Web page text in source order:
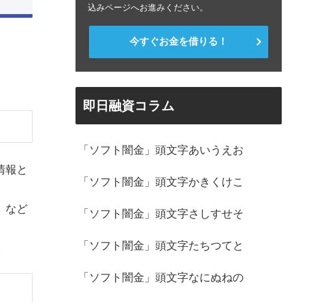
報と
など
込みページへお進みください。
今すぐお金を借りる！
即日融資コラム
「ソフト闇金」頭文字あいうえお
「ソフト闇金」頭文字かきくけこ
「ソフト闇金」頭文字さしすせそ
「ソフト闇金」頭文字たちつてと
「ソフト闇金」頭文字なにぬねの